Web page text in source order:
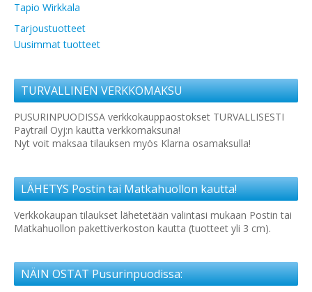
Tapio Wirkkala
Tarjoustuotteet
Uusimmat tuotteet
TURVALLINEN VERKKOMAKSU
PUSURINPUODISSA verkkokauppaostokset TURVALLISESTI
Paytrail Oyj:n kautta verkkomaksuna!
Nyt voit maksaa tilauksen myös Klarna osamaksulla!
LÄHETYS Postin tai Matkahuollon kautta!
Verkkokaupan tilaukset lähetetään valintasi mukaan Postin tai
Matkahuollon pakettiverkoston kautta (tuotteet yli 3 cm).
NÄIN OSTAT Pusurinpuodissa: